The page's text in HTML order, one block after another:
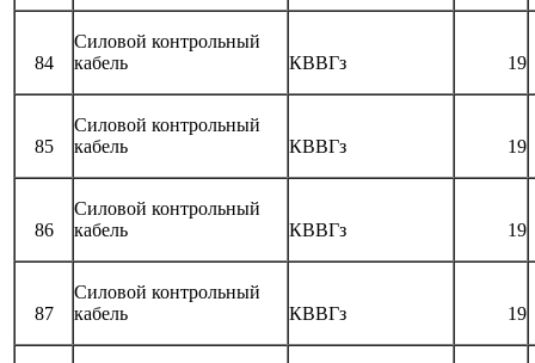
84
Силовой контрольный
кабель
КВВГз 19
85
Силовой контрольный
кабель
КВВГз 19
86
Силовой контрольный
кабель
КВВГз 19
87
Силовой контрольный
кабель
КВВГз 19